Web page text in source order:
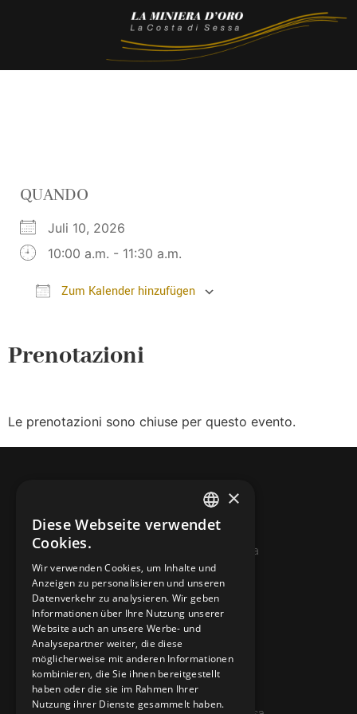
QUANDO
Juli 10, 2026
10:00 a.m. - 11:30 a.m.
Zum Kalender hinzufügen
Prenotazioni
Le prenotazioni sono chiuse per questo evento.
© 2026 Miniera d’oro di Sessa
KONTAKTE
info@minieradoro.ch
091 608 11 25
079 127 20 80
ITALIAN
GERMAN
ENGLISH
×
Diese Webseite verwendet
Cookies.
Wir verwenden Cookies, um Inhalte und
Anzeigen zu personalisieren und unseren
Datenverkehr zu analysieren. Wir geben
Informationen über Ihre Nutzung unserer
Website auch an unsere Werbe- und
Analysepartner weiter, die diese
möglicherweise mit anderen Informationen
kombinieren, die Sie ihnen bereitgestellt
haben oder die sie im Rahmen Ihrer
Nutzung ihrer Dienste gesammelt haben.